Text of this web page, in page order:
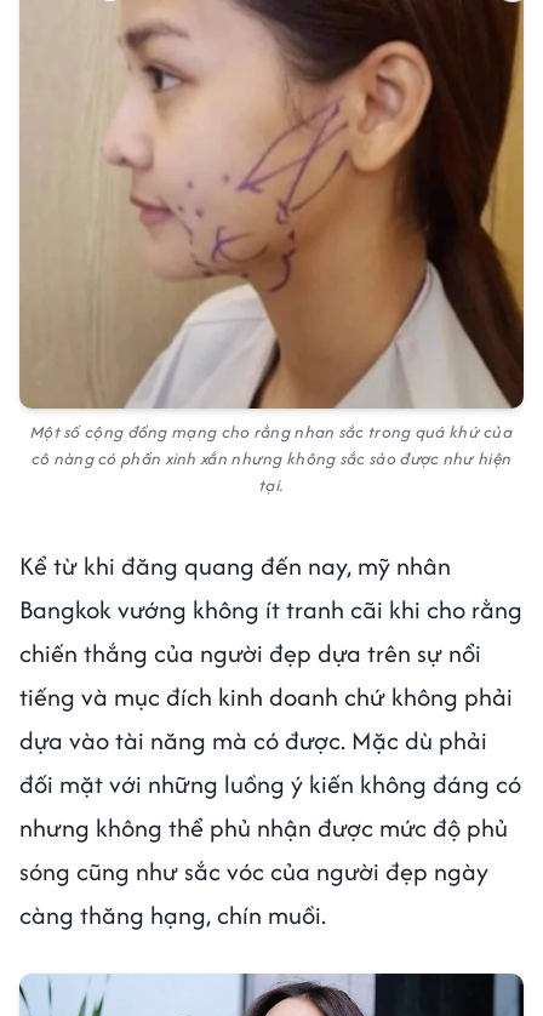
Một số cộng đồng mạng cho rằng nhan sắc trong quá khứ của
cô nàng có phần xinh xắn nhưng không sắc sảo được như hiện
tại.
Kể từ khi đăng quang đến nay, mỹ nhân
Bangkok vướng không ít tranh cãi khi cho rằng
chiến thắng của người đẹp dựa trên sự nổi
tiếng và mục đích kinh doanh chứ không phải
dựa vào tài năng mà có được. Mặc dù phải
đối mặt với những luồng ý kiến không đáng có
nhưng không thể phủ nhận được mức độ phủ
sóng cũng như sắc vóc của người đẹp ngày
càng thăng hạng, chín muồi.